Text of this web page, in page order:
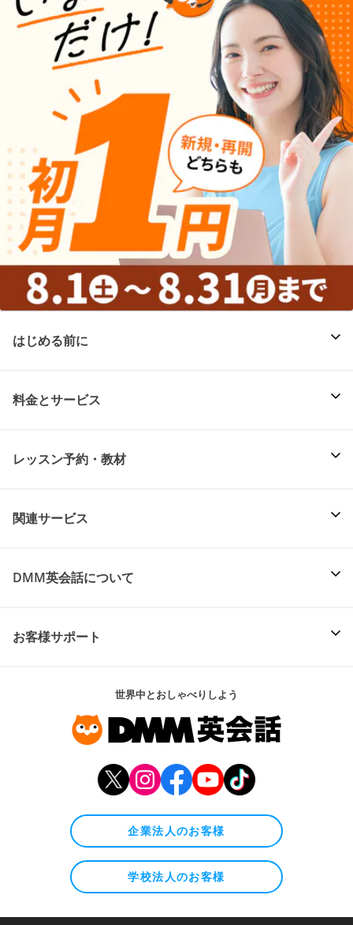
はじめる前に
料金とサービス
レッスン予約・教材
関連サービス
DMM英会話について
お客様サポート
世界中とおしゃべりしよう
企業法人のお客様
学校法人のお客様